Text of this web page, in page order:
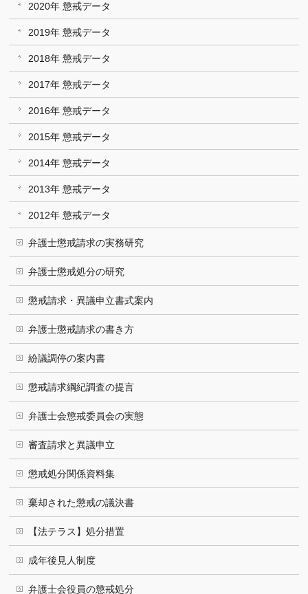
2020年 懲戒データ
2019年 懲戒データ
2018年 懲戒データ
2017年 懲戒データ
2016年 懲戒データ
2015年 懲戒データ
2014年 懲戒データ
2013年 懲戒データ
2012年 懲戒データ
弁護士懲戒請求の実務研究
弁護士懲戒処分の研究
懲戒請求・異議申立書式案内
弁護士懲戒請求の書き方
紛議調停の案内書
懲戒請求綱紀調査の提言
弁護士会懲戒委員会の実態
審査請求と異議申立
懲戒処分関係資料集
棄却された懲戒の議決書
【法テラス】処分措置
成年後見人制度
弁護士会役員の懲戒処分